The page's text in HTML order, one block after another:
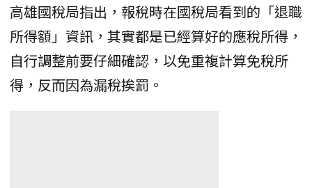
高雄國稅局指出，報稅時在國稅局看到的「退職
所得額」資訊，其實都是已經算好的應稅所得，
自行調整前要仔細確認，以免重複計算免稅所
得，反而因為漏稅挨罰。